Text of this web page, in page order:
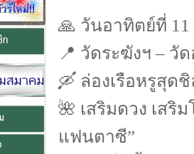
🙏 วันอาทิตย์ที่
📍 วัดระฆังฯ – วั
🛶 ล่องเรือหรูสุด
🌺 เสริมดวง เสริ
แฟนตาซี”